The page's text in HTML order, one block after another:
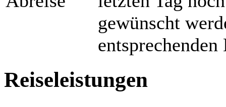
gewünscht
Reiseleistungen